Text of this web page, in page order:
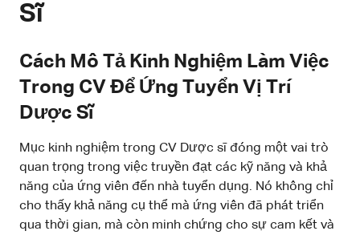
Sĩ
Cách Mô Tả Kinh Nghiệm Làm Việc
Trong CV Để Ứng Tuyển Vị Trí
Dược Sĩ
Mục kinh nghiệm trong CV Dược sĩ đóng một vai trò
quan trọng trong việc truyền đạt các kỹ năng và khả
năng của ứng viên đến nhà tuyển dụng. Nó không chỉ
cho thấy khả năng cụ thể mà ứng viên đã phát triển
qua thời gian, mà còn minh chứng cho sự cam kết và